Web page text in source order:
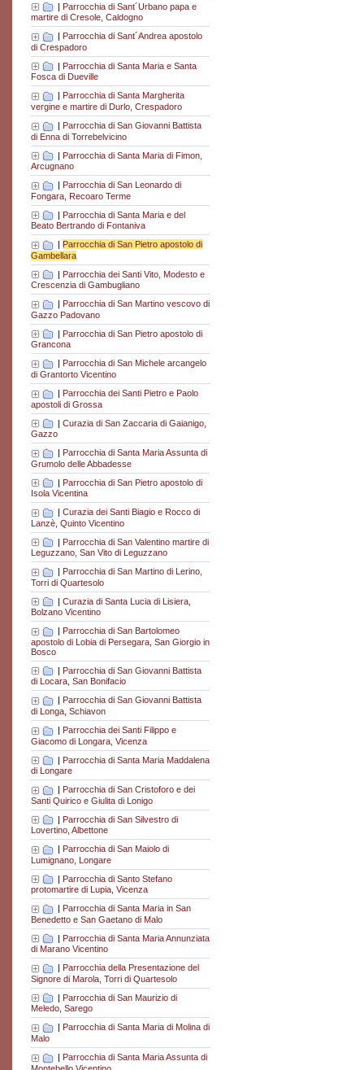
| Parrocchia di Sant´Urbano papa e
martire di Cresole, Caldogno
Parrocchia di Sant´Andrea apostolo
di Crespadoro
| Parrocchia di Santa Maria e Santa
Fosca di Dueville
Parrocchia di Santa Margherita
vergine e martire di Durlo, Crespadoro
| Parrocchia di San Giovanni Battista
di Enna di Torrebelvicino
| Parrocchia di Santa Maria di Fimon,
Arcugnano
| Parrocchia di San Leonardo di
Fongara, Recoaro Terme
| Parrocchia di Santa Maria e del
Beato Bertrando di Fontaniva
Parrocchia di San Pietro apostolo di
Gambellara
| Parrocchia dei Santi Vito, Modesto e
Crescenzia di Gambugliano
Parrocchia di San Martino vescovo di
Gazzo Padovano
| Parrocchia di San Pietro apostolo di
Grancona
Parrocchia di San Michele arcangelo
di Grantorto Vicentino
| Parrocchia dei Santi Pietro e Paolo
apostoli di Grossa
| Curazia di San Zaccaria di Gaianigo,
Gazzo
| Parrocchia di Santa Maria Assunta di
Grumolo delle Abbadesse
| Parrocchia di San Pietro apostolo di
Isola Vicentina
| Curazia dei Santi Biagio e Rocco di
Lanzè, Quinto Vicentino
| Parrocchia di San Valentino martire di
Leguzzano, San Vito di Leguzzano
Parrocchia di San Martino di Lerino,
Torri di Quartesolo
| Curazia di Santa Lucia di Lisiera,
Bolzano Vicentino
Parrocchia di San Bartolomeo
apostolo di Lobia di Persegara, San Giorgio in
Bosco
| Parrocchia di San Giovanni Battista
di Locara, San Bonifacio
Parrocchia di San Giovanni Battista
di Longa, Schiavon
| Parrocchia dei Santi Filippo e
Giacomo di Longara, Vicenza
| Parrocchia di Santa Maria Maddalena
di Longare
| Parrocchia di San Cristoforo e dei
Santi Quirico e Giulita di Lonigo
| Parrocchia di San Silvestro di
Lovertino, Albettone
| Parrocchia di San Maiolo di
Lumignano, Longare
| Parrocchia di Santo Stefano
protomartire di Lupia, Vicenza
Parrocchia di Santa Maria in San
Benedetto e San Gaetano di Malo
| Parrocchia di Santa Maria Annunziata
di Marano Vicentino
Parrocchia della Presentazione del
Signore di Marola, Torri di Quartesolo
| Parrocchia di San Maurizio di
Meledo, Sarego
Parrocchia di Santa Maria di Molina di
Malo
| Parrocchia di Santa Maria Assunta di
Montebello Vicentino